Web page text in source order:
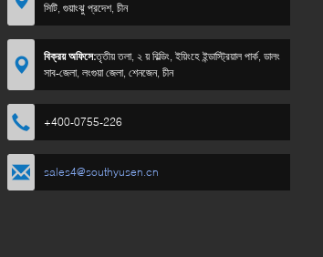
সিটি, গুয়াংঝু প্রদেশ, চীন
বিক্রয় অফিসে:তৃতীয় তলা, ২ য় বিল্ডিং, ইয়িংহে ইন্ডাস্ট্রিয়াল পার্ক, ডালং
সাব-জেলা, লংগুয়া জেলা, শেনজেন, চীন
+400-0755-226
sales4@southyusen.cn